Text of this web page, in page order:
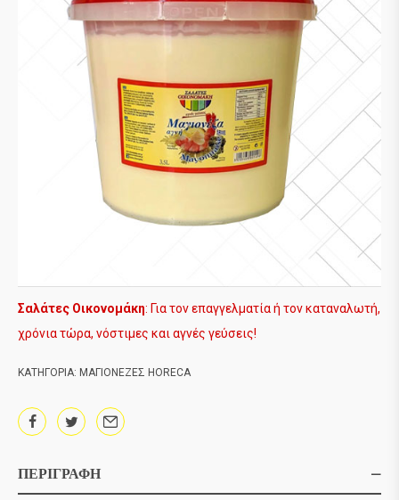
Σαλάτες Οικονομάκη: Για τον επαγγελματία ή τον καταναλωτή,
χρόνια τώρα, νόστιμες και αγνές γεύσεις!
ΚΑΤΗΓΟΡΊΑ: ΜΑΓΙΟΝΕΖΕΣ HORECA
ΠΕΡΙΓΡΑΦΉ